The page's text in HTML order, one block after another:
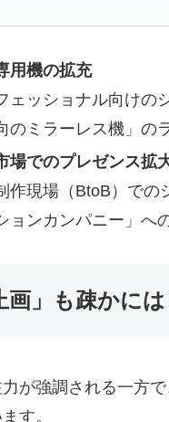
用機の拡充
ェッショナル向けの
のミラーレス機」の
場でのプレゼンス拡
作現場（BtoB）での
ョンカンパニー」へ
画」も疎かに
が強調される一方で
す。